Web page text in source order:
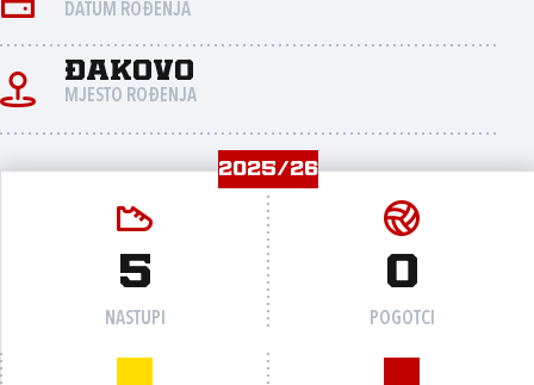
DATUM ROĐENJA
Đakovo
MJESTO ROĐENJA
2025/26
5
NASTUPI
0
POGOTCI